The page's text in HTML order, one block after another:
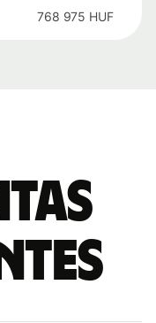
768 975 HUF